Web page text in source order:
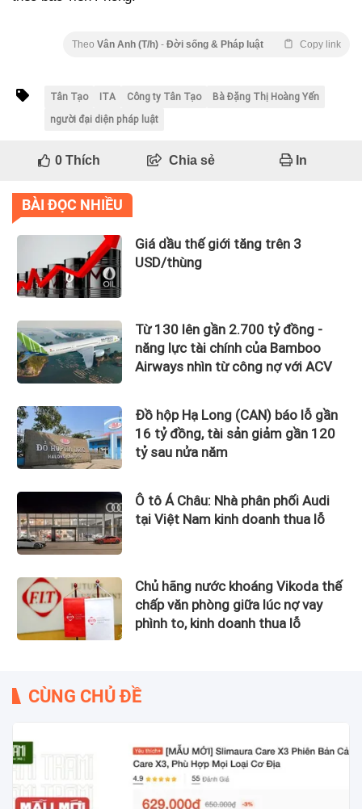
Theo Vân Anh (T/h) - Đời sống & Pháp luật Copy link
Tân Tạo ITA Công ty Tân Tạo
Bà Đặng Thị Hoàng Yến
người đại diện pháp luật
0Thích Chia sẻ In
BÀI ĐỌC NHIỀU
Giá dầu thế giới tăng trên 3
USD/thùng
Từ 130 lên gần 2.700 tỷ đồng -
năng lực tài chính của Bamboo
Airways nhìn từ công nợ với ACV
Đồ hộp Hạ Long (CAN) báo lỗ gần
16 tỷ đồng, tài sản giảm gần 120
tỷ sau nửa năm
Ô tô Á Châu: Nhà phân phối Audi
tại Việt Nam kinh doanh thua lỗ
Chủ hãng nước khoáng Vikoda thế
chấp văn phòng giữa lúc nợ vay
phình to, kinh doanh thua lỗ
CÙNG CHỦ ĐỀ